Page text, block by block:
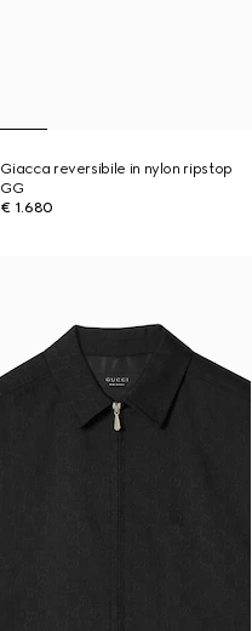
Giacca reversibile in nylon ripstop
GG
€ 1.680